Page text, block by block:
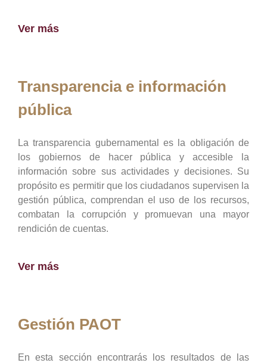
Ver más
Transparencia e información
pública
La transparencia gubernamental es la obligación de
los gobiernos de hacer pública y accesible la
información sobre sus actividades y decisiones. Su
propósito es permitir que los ciudadanos supervisen la
gestión pública, comprendan el uso de los recursos,
combatan la corrupción y promuevan una mayor
rendición de cuentas.
Ver más
Gestión PAOT
En esta sección encontrarás los resultados de las